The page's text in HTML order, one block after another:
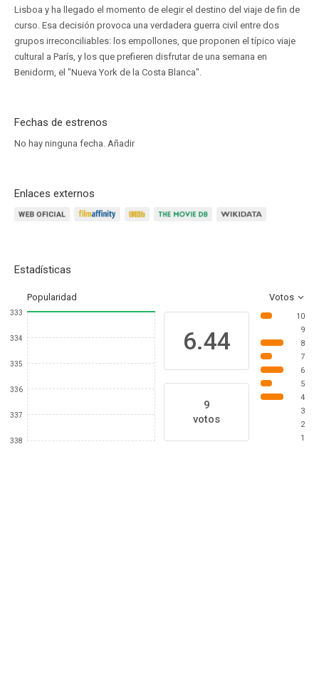
Lisboa y ha llegado el momento de elegir el destino del viaje de fin de
curso. Esa decisión provoca una verdadera guerra civil entre dos
grupos irreconciliables: los empollones, que proponen el típico viaje
cultural a París, y los que prefieren disfrutar de una semana en
Benidorm, el "Nueva York de la Costa Blanca".
Fechas de estrenos
No hay ninguna fecha. Añadir
Enlaces externos
Estadísticas
Popularidad Votos
333
334
335
336
337
338
6.44
9
votos
10
9
8
7
6
5
4
3
2
1